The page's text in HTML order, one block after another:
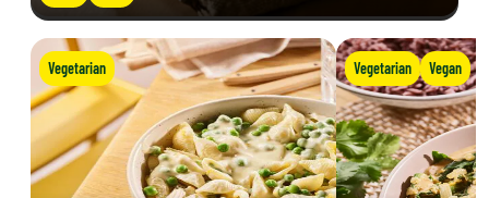
Vegetarian Vegetarian Vegan